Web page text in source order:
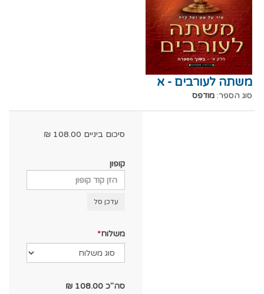
משתה לעורבים - א
סוג הספר: מודפס
סיכום ביניים 108.00
₪
קופון
עדכן סל
משלוח
סה"כ 108.00
₪